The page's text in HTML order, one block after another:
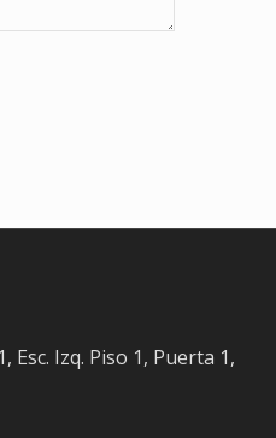
Esc. Izq. Piso 1, Puerta 1,